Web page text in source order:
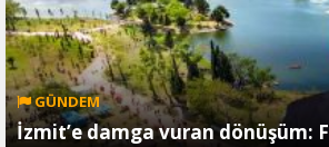
GÜNDEM
İzmit’e damga vuran dönüşüm: